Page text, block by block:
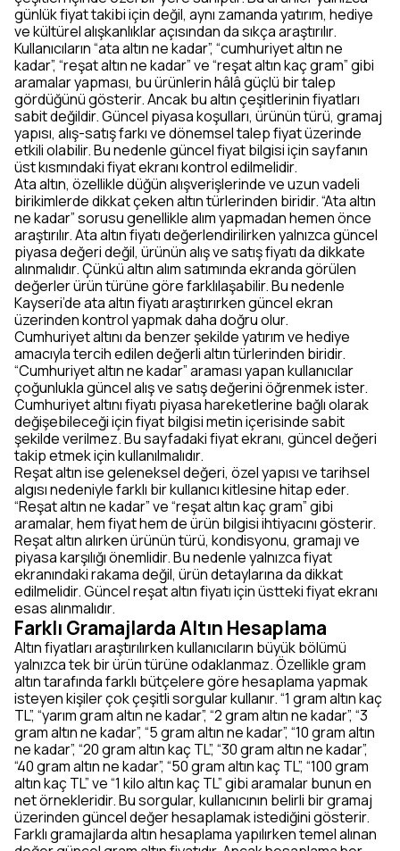
günlük fiyat takibi için değil, aynı zamanda yatırım, hediye
ve kültürel alışkanlıklar açısından da sıkça araştırılır.
Kullanıcıların “ata altın ne kadar”, “cumhuriyet altın ne
kadar”, “reşat altın ne kadar” ve “reşat altın kaç gram” gibi
aramalar yapması, bu ürünlerin hâlâ güçlü bir talep
gördüğünü gösterir. Ancak bu altın çeşitlerinin fiyatları
sabit değildir. Güncel piyasa koşulları, ürünün türü, gramaj
yapısı, alış-satış farkı ve dönemsel talep fiyat üzerinde
etkili olabilir. Bu nedenle güncel fiyat bilgisi için sayfanın
üst kısmındaki fiyat ekranı kontrol edilmelidir.
Ata altın, özellikle düğün alışverişlerinde ve uzun vadeli
birikimlerde dikkat çeken altın türlerinden biridir. “Ata altın
ne kadar” sorusu genellikle alım yapmadan hemen önce
araştırılır. Ata altın fiyatı değerlendirilirken yalnızca güncel
piyasa değeri değil, ürünün alış ve satış fiyatı da dikkate
alınmalıdır. Çünkü altın alım satımında ekranda görülen
değerler ürün türüne göre farklılaşabilir. Bu nedenle
Kayseri’de ata altın fiyatı araştırırken güncel ekran
üzerinden kontrol yapmak daha doğru olur.
Cumhuriyet altını da benzer şekilde yatırım ve hediye
amacıyla tercih edilen değerli altın türlerinden biridir.
“Cumhuriyet altın ne kadar” araması yapan kullanıcılar
çoğunlukla güncel alış ve satış değerini öğrenmek ister.
Cumhuriyet altını fiyatı piyasa hareketlerine bağlı olarak
değişebileceği için fiyat bilgisi metin içerisinde sabit
şekilde verilmez. Bu sayfadaki fiyat ekranı, güncel değeri
takip etmek için kullanılmalıdır.
Reşat altın ise geleneksel değeri, özel yapısı ve tarihsel
algısı nedeniyle farklı bir kullanıcı kitlesine hitap eder.
“Reşat altın ne kadar” ve “reşat altın kaç gram” gibi
aramalar, hem fiyat hem de ürün bilgisi ihtiyacını gösterir.
Reşat altın alırken ürünün türü, kondisyonu, gramajı ve
piyasa karşılığı önemlidir. Bu nedenle yalnızca fiyat
ekranındaki rakama değil, ürün detaylarına da dikkat
edilmelidir. Güncel reşat altın fiyatı için üstteki fiyat ekranı
esas alınmalıdır.
Farklı Gramajlarda Altın Hesaplama
Altın fiyatları araştırılırken kullanıcıların büyük bölümü
yalnızca tek bir ürün türüne odaklanmaz. Özellikle gram
altın tarafında farklı bütçelere göre hesaplama yapmak
isteyen kişiler çok çeşitli sorgular kullanır. “1 gram altın kaç
TL”, “yarım gram altın ne kadar”, “2 gram altın ne kadar”, “3
gram altın ne kadar”, “5 gram altın ne kadar”, “10 gram altın
ne kadar”, “20 gram altın kaç TL”, “30 gram altın ne kadar”,
“40 gram altın ne kadar”, “50 gram altın kaç TL”, “100 gram
altın kaç TL” ve “1 kilo altın kaç TL” gibi aramalar bunun en
net örnekleridir. Bu sorgular, kullanıcının belirli bir gramaj
üzerinden güncel değer hesaplamak istediğini gösterir.
Farklı gramajlarda altın hesaplama yapılırken temel alınan